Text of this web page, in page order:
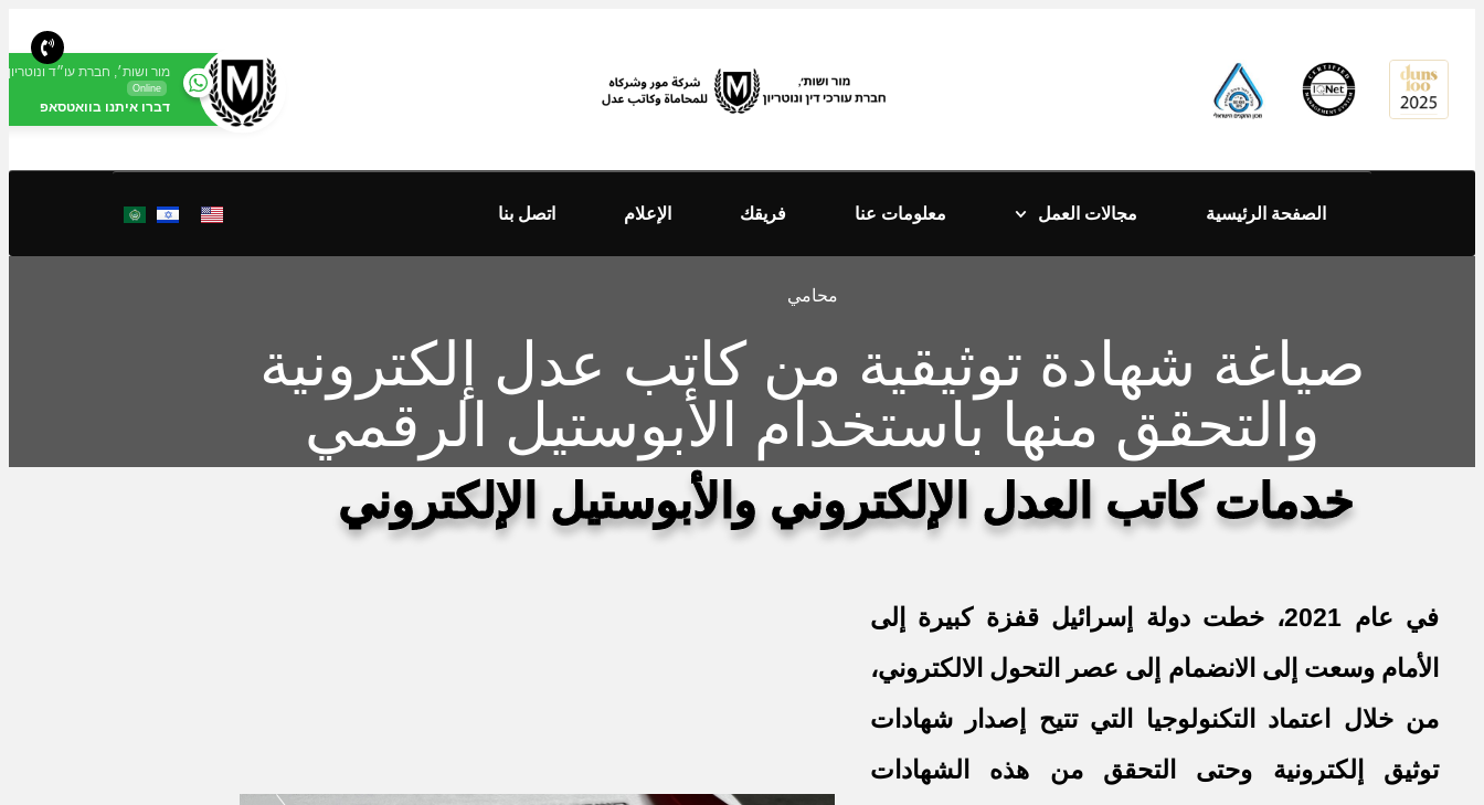
מור ושות׳, חברת עו״ד ונוטריון
Online
דברו איתנו בוואטסאפ
الصفحة الرئيسية مجالات العمل معلومات عنا فريقك الإعلام اتصل بنا
محامي
صياغة شهادة توثيقية من كاتب عدل إلكترونية
والتحقق منها باستخدام الأبوستيل الرقمي
خدمات كاتب العدل الإلكتروني والأبوستيل الإلكتروني
في عام 2021، خطت دولة إسرائيل قفزة كبيرة إلى
الأمام وسعت إلى الانضمام إلى عصر التحول الالكتروني،
من خلال اعتماد التكنولوجيا التي تتيح إصدار شهادات
توثيق إلكترونية وحتى التحقق من هذه الشهادات